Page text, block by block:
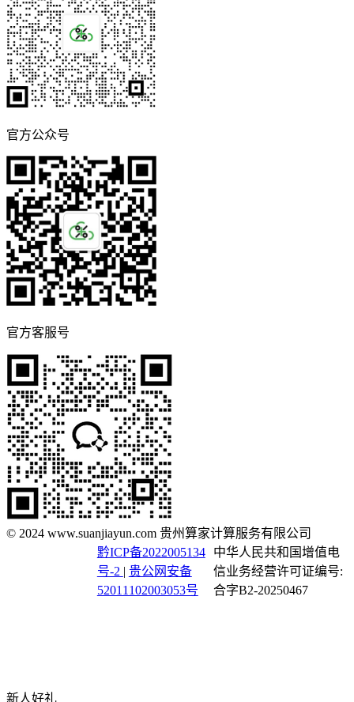
官方公众号
官方客服号
© 2024 www.suanjiayun.com 贵州算家计算服务有限公司
黔ICP备2022005134
号-2 | 贵公网安备
52011102003053号
中华人民共和国增值电
信业务经营许可证编号:
合字B2-20250467
新人好礼